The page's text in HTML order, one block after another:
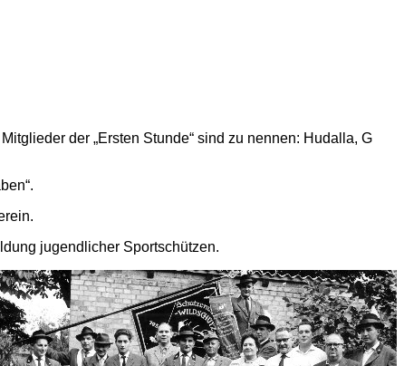
der „Ersten Stunde“ sind zu nennen: Hudalla, G
jugendlicher Sportschützen.